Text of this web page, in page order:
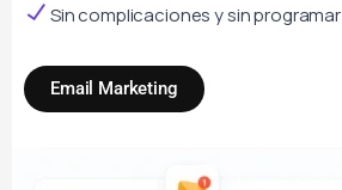
Sin complicaciones y sin programar
Email Marketing